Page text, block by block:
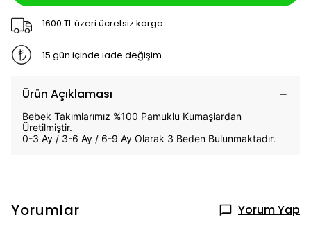
1600 TL üzeri ücretsiz kargo
15 gün içinde iade değişim
Ürün Açıklaması
Bebek Takımlarımız %100 Pamuklu Kumaşlardan
Üretilmiştir.
0-3 Ay / 3-6 Ay / 6-9 Ay Olarak 3 Beden Bulunmaktadır.
Yorumlar Yorum Yap